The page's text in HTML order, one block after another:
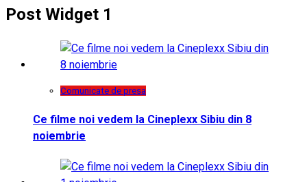
Post Widget 1
Comunicate de presa
Ce filme noi vedem la Cineplexx Sibiu din 8
noiembrie